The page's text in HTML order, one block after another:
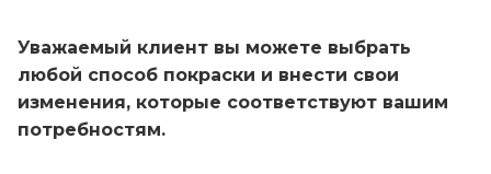
Уважаемый клиент вы можете выбрать
любой способ покраски и внести свои
изменения, которые соответствуют вашим
потребностям.